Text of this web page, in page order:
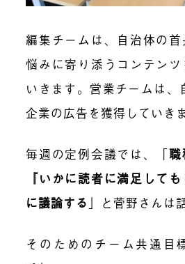
編集チームは、自治体の
悩みに寄り添うコンテン
いきます。営業チームは、
企業の広告を獲得していきま
毎週の定例会議では、「職
『いかに読者に満足して
に議論する 」と菅野さんは
そのためのチーム共通目